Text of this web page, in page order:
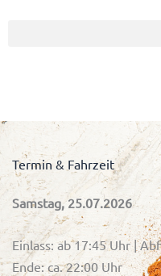
Termin & Fahrzeit
Samstag, 25.07.2026
Einlass: ab 17:45 Uhr |
Ende: ca. 22:00 Uhr